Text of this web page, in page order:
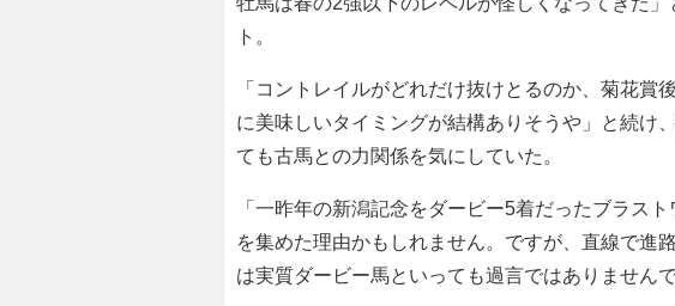
ト。
「コントレイルがどれだけ抜けとるのか、菊花賞
に美味しいタイミングが結構ありそうや」と続け
ても古馬との力関係を気にしていた。
「一昨年の新潟記念をダービー5着だったブラス
を集めた理由かもしれません。ですが、直線で進
は実質ダービー馬といっても過言ではありませんで